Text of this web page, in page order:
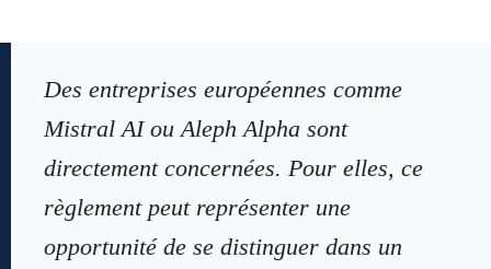
Des entreprises européennes comme
Mistral AI ou Aleph Alpha sont
directement concernées. Pour elles, ce
règlement peut représenter une
opportunité de se distinguer dans un